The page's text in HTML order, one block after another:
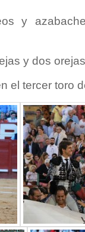
y
y dos
el tercer toro